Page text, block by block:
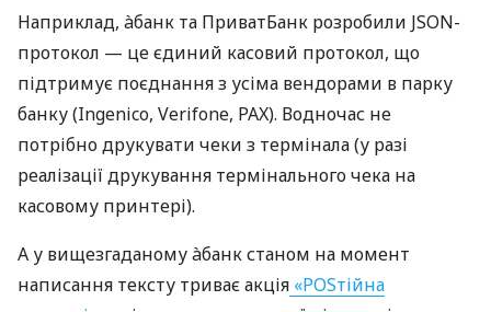
Наприклад, àбанк та ПриватБанк розробили JSON-
протокол — це єдиний касовий протокол, що
підтримує поєднання з усіма вендорами в парку
банку (Ingenico, Verifone, PAX). Водночас не
потрібно друкувати чеки з термінала (у разі
реалізації друкування термінального чека на
касовому принтері).
А у вищезгаданому àбанк станом на момент
написання тексту триває акція «POSтійна